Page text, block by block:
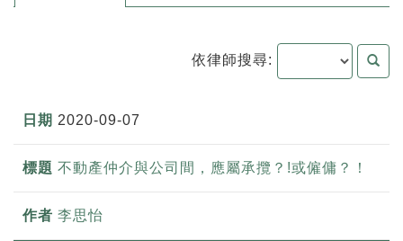
依律師搜尋:
2020-09-07
不動產仲介與公司間，應屬承攬？!或僱傭？！
李思怡